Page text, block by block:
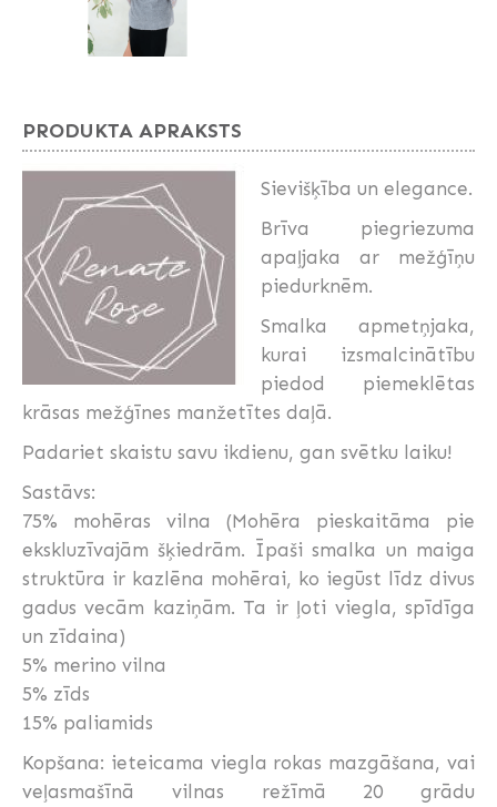
PRODUKTA APRAKSTS
Sievišķība un elegance.
Brīva piegriezuma
apaļjaka ar mežģīņu
piedurknēm.
Smalka apmetņjaka,
kurai izsmalcinātību
piedod piemeklētas
krāsas mežģīnes manžetītes daļā.
Padariet skaistu savu ikdienu, gan svētku laiku!
Sastāvs:
75% mohēras vilna (Mohēra pieskaitāma pie
ekskluzīvajām šķiedrām. Īpaši smalka un maiga
struktūra ir kazlēna mohērai, ko iegūst līdz divus
gadus vecām kaziņām. Ta ir ļoti viegla, spīdīga
un zīdaina)
5% merino vilna
5% zīds
15% paliamids
Kopšana: ieteicama viegla rokas mazgāšana, vai
veļasmašīnā vilnas režīmā 20 grādu